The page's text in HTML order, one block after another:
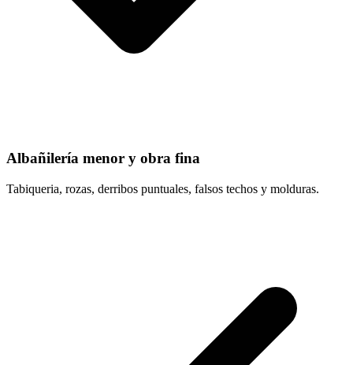
Albañilería menor y obra fina
Tabiqueria, rozas, derribos puntuales, falsos techos y molduras.